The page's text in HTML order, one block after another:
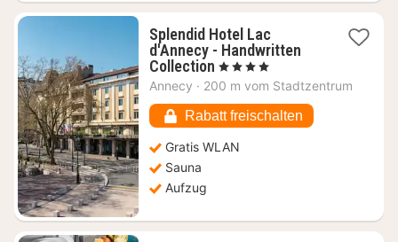
Splendid Hotel Lac
d'Annecy - Handwritten
Collection 1
Nacht
234,60
€
, 4 Sterne
Annecy · 200 m vom Stadtzentrum
Rabatt freischalten
Gratis WLAN
Sauna
Aufzug